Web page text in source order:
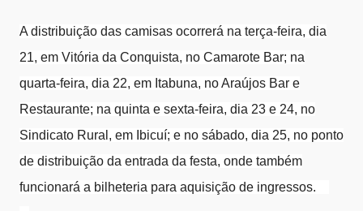
A distribuição das camisas ocorrerá na terça-feira, dia
21, em Vitória da Conquista, no Camarote Bar; na
quarta-feira, dia 22, em Itabuna, no Araújos Bar e
Restaurante; na quinta e sexta-feira, dia 23 e 24, no
Sindicato Rural, em Ibicuí; e no sábado, dia 25, no ponto
de distribuição da entrada da festa, onde também
funcionará a bilheteria para aquisição de ingressos.